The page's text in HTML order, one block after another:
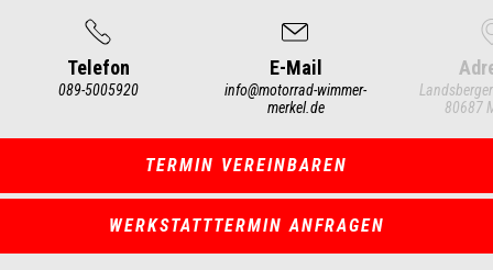
Telefon
089-5005920
E-Mail
info@motorrad-wimmer-
merkel.de
80687
of
TERMIN VEREINBAREN
WERKSTATTTERMIN ANFRAGEN